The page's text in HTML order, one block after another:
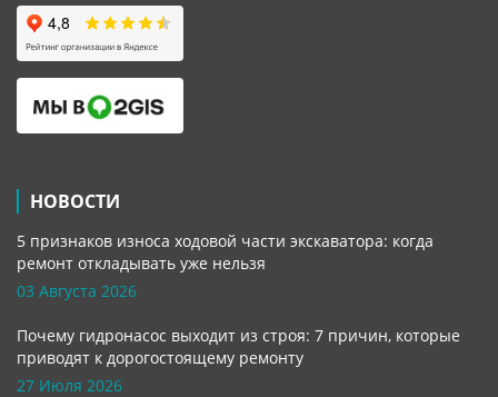
НОВОСТИ
5 признаков износа ходовой части экскаватора: когда
ремонт откладывать уже нельзя
03 Августа 2026
Почему гидронасос выходит из строя: 7 причин, которые
приводят к дорогостоящему ремонту
27 Июля 2026